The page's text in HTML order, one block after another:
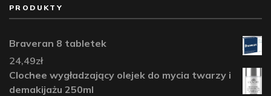
PRODUKTY
Braveran 8 tabletek
24,49zł
Clochee wygładzający olejek do mycia twarzy i
demakijażu 250ml